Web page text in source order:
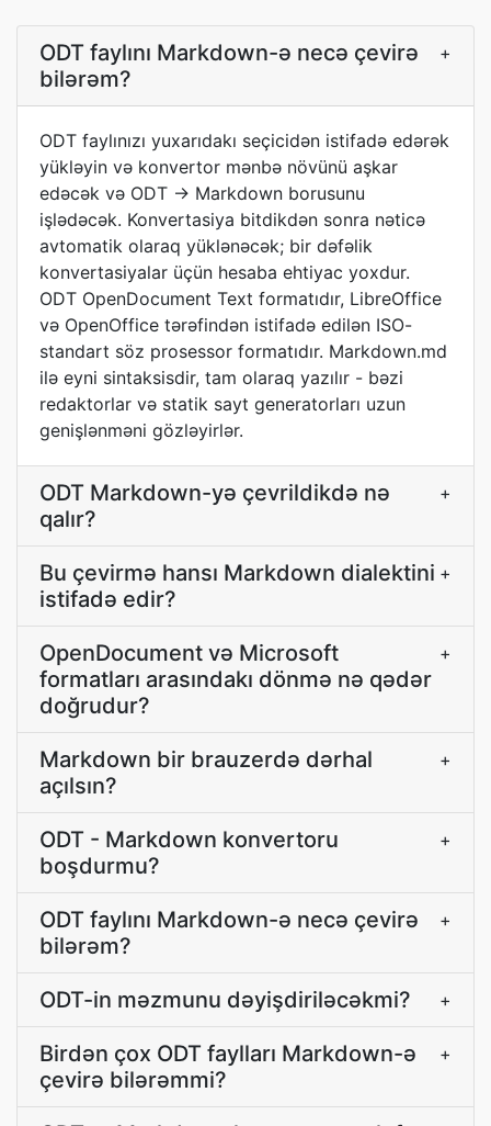
ODT faylını Markdown-ə necə çevirə
bilərəm?
+
ODT faylınızı yuxarıdakı seçicidən istifadə edərək
yükləyin və konvertor mənbə növünü aşkar
edəcək və ODT → Markdown borusunu
işlədəcək. Konvertasiya bitdikdən sonra nəticə
avtomatik olaraq yüklənəcək; bir dəfəlik
konvertasiyalar üçün hesaba ehtiyac yoxdur.
ODT OpenDocument Text formatıdır, LibreOffice
və OpenOffice tərəfindən istifadə edilən ISO-
standart söz prosessor formatıdır. Markdown.md
ilə eyni sintaksisdir, tam olaraq yazılır - bəzi
redaktorlar və statik sayt generatorları uzun
genişlənməni gözləyirlər.
ODT Markdown-yə çevrildikdə nə
qalır?
+
Bu çevirmə hansı Markdown dialektini
istifadə edir?
+
OpenDocument və Microsoft
formatları arasındakı dönmə nə qədər
doğrudur?
+
Markdown bir brauzerdə dərhal
açılsın?
+
ODT - Markdown konvertoru
boşdurmu?
+
ODT faylını Markdown-ə necə çevirə
bilərəm?
+
ODT-in məzmunu dəyişdiriləcəkmi? +
Birdən çox ODT faylları Markdown-ə
çevirə bilərəmmi?
+